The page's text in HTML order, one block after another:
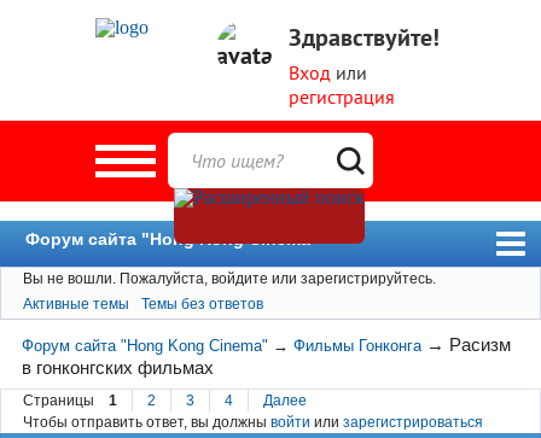
Здравствуйте!
Вход или
регистрация
Форум сайта "Hong Kong Cinema"
Форум
Новости
Пользователи
Поиск
Вы не вошли. Пожалуйста, войдите или зарегистрируйтесь.
Активные темы
Темы без ответов
Форум сайта "Hong Kong Cinema" →Фильмы Гонконга → Расизм
в гонконгских фильмах
Страницы 1 2 3 4
Далее
Чтобы отправить ответ, вы должны войти или зарегистрироваться